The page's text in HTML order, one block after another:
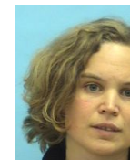
Mgr. Lucie